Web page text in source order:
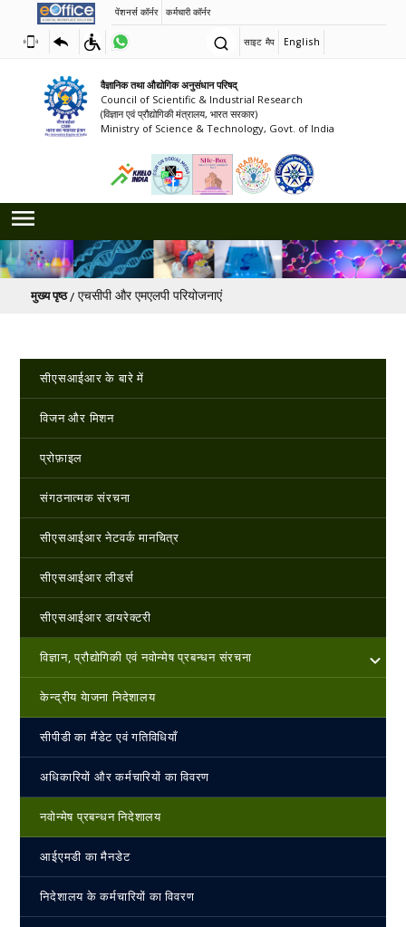
पेंशनर्स कॉर्नर कर्मचारी कॉर्नर
साइट मैप English
वैज्ञानिक तथा औद्योगिक अनुसंधान परिषद्
Council of Scientific & Industrial Research
(विज्ञान एवं प्रौद्योगिकी मंत्रालय, भारत सरकार)
Ministry of Science & Technology, Govt. of India
पग चिन्ह
मुख्य पृष्ठ एचसीपी और एमएलपी परियोजनाएं
Main navigation
सीएसआईआर के बारे में
विजन और मिशन
प्रोफ़ाइल
संगठनात्मक संरचना
सीएसआईआर नेटवर्क मानचित्र
सीएसआईआर लीडर्स
सीएसआईआर डायरेक्टरी
विज्ञान, प्रौद्योगिकी एवं नवोन्‍मेष प्रबन्‍धन संरचना
केन्‍द्रीय येाजना निदेशालय
सीपीडी का मैंडेट एवं गतिविधियाँ
अधिकारियों और कर्मचारियों का विवरण
नवोन्‍मेष प्रबन्‍धन निदेशालय
आईएमडी का मैनडेट
निदेशालय के कर्मचारियों का विवरण